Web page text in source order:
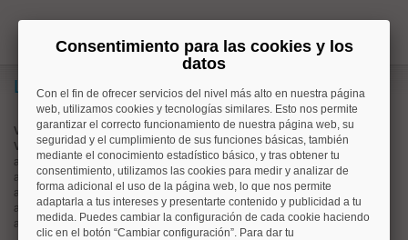
Lo más buscado
Valorar vivienda online
Vender piso
alquiler de pisos encentro
alquiler de pisos enchamartín
alquiler de pisos en chamberí
alquiler de pisos enciudad lineal
alquiler de pisos enmoncloa
Consentimiento para las cookies y los
datos
Con el fin de ofrecer servicios del nivel más alto en nuestra página
web, utilizamos cookies y tecnologías similares. Esto nos permite
garantizar el correcto funcionamiento de nuestra página web, su
seguridad y el cumplimiento de sus funciones básicas, también
mediante el conocimiento estadístico básico, y tras obtener tu
consentimiento, utilizamos las cookies para medir y analizar de
forma adicional el uso de la página web, lo que nos permite
adaptarla a tus intereses y presentarte contenido y publicidad a tu
medida. Puedes cambiar la configuración de cada cookie haciendo
clic en el botón “Cambiar configuración”. Para dar tu